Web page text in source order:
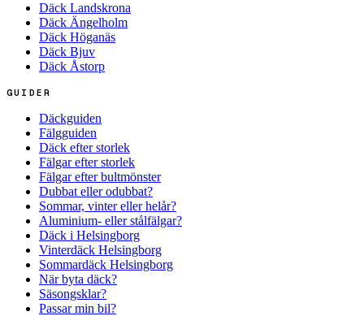
Däck Landskrona
Däck Ängelholm
Däck Höganäs
Däck Bjuv
Däck Åstorp
GUIDER
Däckguiden
Fälgguiden
Däck efter storlek
Fälgar efter storlek
Fälgar efter bultmönster
Dubbat eller odubbat?
Sommar, vinter eller helår?
Aluminium- eller stålfälgar?
Däck i Helsingborg
Vinterdäck Helsingborg
Sommardäck Helsingborg
När byta däck?
Säsongsklar?
Passar min bil?